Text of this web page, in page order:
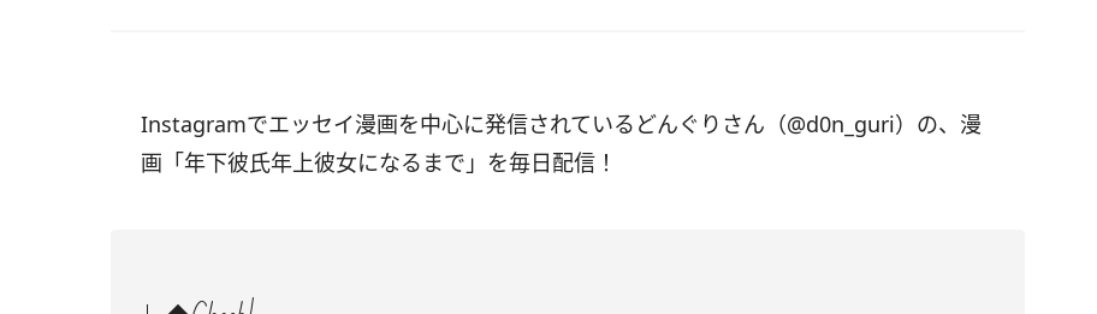
Instagramでエッセイ漫画を中心に発信されているどんぐりさん（@d0n_guri）の、漫
画「年下彼氏年上彼女になるまで」を毎日配信！